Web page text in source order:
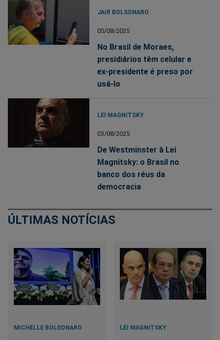
JAIR BOLSONARO
05/08/2025
No Brasil de Moraes,
presidiários têm celular e
ex-presidente é preso por
usá-lo
LEI MAGNITSKY
03/08/2025
De Westminster à Lei
Magnitsky: o Brasil no
banco dos réus da
democracia
ÚLTIMAS NOTÍCIAS
MICHELLE BOLSONARO LEI MAGNITSKY